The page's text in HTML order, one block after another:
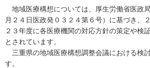
地域医療構想については、厚生労働省医政
月２４日医政発０３２４第６号）に基づき、
２３年度に各医療機関の対応方針の策定や検
とされています。
三重県の地域医療構想調整会議における検
す。